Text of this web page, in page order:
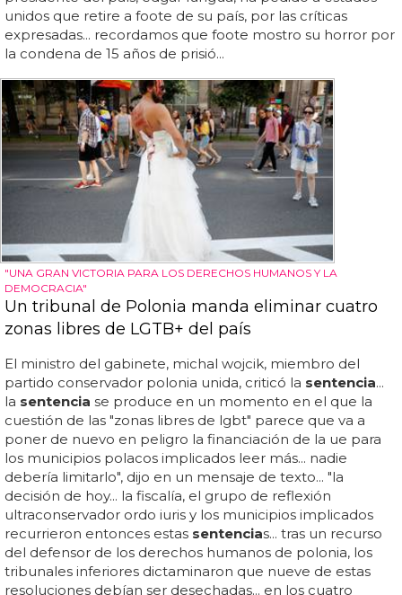
unidos que retire a foote de su país, por las críticas
expresadas... recordamos que foote mostro su horror por
la condena de 15 años de prisió...
"UNA GRAN VICTORIA PARA LOS DERECHOS HUMANOS Y LA
DEMOCRACIA"
Un tribunal de Polonia manda eliminar cuatro
zonas libres de LGTB+ del país
El ministro del gabinete, michal wojcik, miembro del
partido conservador polonia unida, criticó la sentencia...
la sentencia se produce en un momento en el que la
cuestión de las "zonas libres de lgbt" parece que va a
poner de nuevo en peligro la financiación de la ue para
los municipios polacos implicados leer más... nadie
debería limitarlo", dijo en un mensaje de texto... "la
decisión de hoy... la fiscalía, el grupo de reflexión
ultraconservador ordo iuris y los municipios implicados
recurrieron entonces estas sentencias... tras un recurso
del defensor de los derechos humanos de polonia, los
tribunales inferiores dictaminaron que nueve de estas
resoluciones debían ser desechadas... en los cuatro